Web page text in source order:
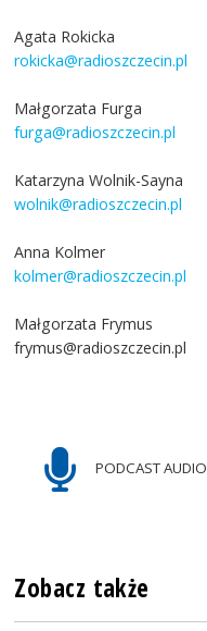
Agata Rokicka
rokicka@radioszczecin.pl
Małgorzata Furga
furga@radioszczecin.pl
Katarzyna Wolnik-Sayna
wolnik@radioszczecin.pl
Anna Kolmer
kolmer@radioszczecin.pl
Małgorzata Frymus
frymus@radioszczecin.pl
PODCAST AUDIO
Zobacz także